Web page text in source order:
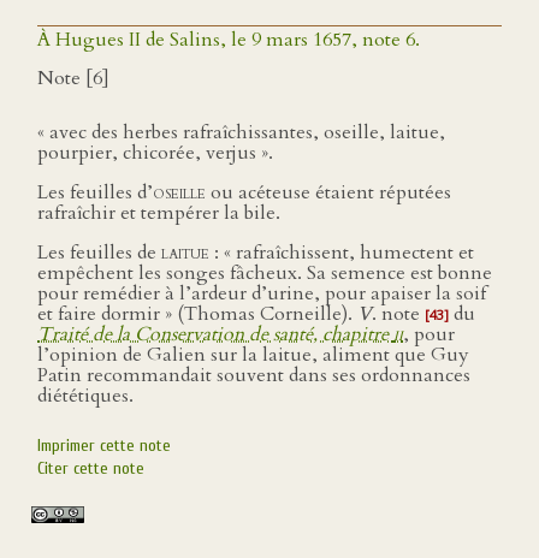
À Hugues II de Salins, le 9 mars 1657, note 6.
Note [6]
« avec des herbes rafraîchissantes, oseille, laitue,
pourpier, chicorée, verjus ».
Les feuilles d’oseille ou acéteuse étaient réputées
rafraîchir et tempérer la bile.
Les feuilles de laitue : « rafraîchissent, humectent et
empêchent les songes fâcheux. Sa semence est bonne
pour remédier à l’ardeur d’urine, pour apaiser la soif
et faire dormir » (Thomas Corneille). V. note [43] du
Traité de la Conservation de santé, chapitreii, pour
l’opinion de Galien sur la laitue, aliment que Guy
Patin recommandait souvent dans ses ordonnances
diététiques.
Imprimer cette note
Citer cette note